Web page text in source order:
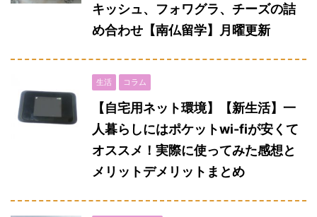
キッシュ、フォワグラ、チーズの詰
め合わせ【南仏留学】月曜更新
生活 コラム
【自宅用ネット環境】【新生活】一
人暮らしにはポケットwi-fiが安くて
オススメ！実際に使ってみた感想と
メリットデメリットまとめ